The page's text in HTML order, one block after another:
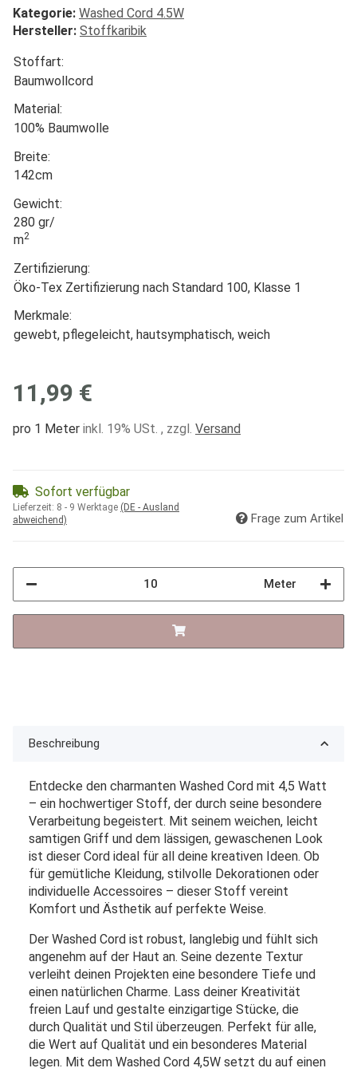
Kategorie: Washed Cord 4.5W
Hersteller: Stoffkaribik
Stoffart:
Baumwollcord
Material:
100% Baumwolle
Breite:
142cm
Gewicht:
280 gr/
m2
Zertifizierung:
Öko-Tex Zertifizierung nach Standard 100, Klasse 1
Merkmale:
gewebt, pflegeleicht, hautsymphatisch, weich
11,99 €
pro 1 Meter inkl. 19% USt. , zzgl. Versand
Sofort verfügbar
Lieferzeit: 8 - 9 Werktage (DE - Ausland
abweichend)
Frage zum Artikel
Meter
Beschreibung
Entdecke den charmanten Washed Cord mit 4,5 Watt
– ein hochwertiger Stoff, der durch seine besondere
Verarbeitung begeistert. Mit seinem weichen, leicht
samtigen Griff und dem lässigen, gewaschenen Look
ist dieser Cord ideal für all deine kreativen Ideen. Ob
für gemütliche Kleidung, stilvolle Dekorationen oder
individuelle Accessoires – dieser Stoff vereint
Komfort und Ästhetik auf perfekte Weise.
Der Washed Cord ist robust, langlebig und fühlt sich
angenehm auf der Haut an. Seine dezente Textur
verleiht deinen Projekten eine besondere Tiefe und
einen natürlichen Charme. Lass deiner Kreativität
freien Lauf und gestalte einzigartige Stücke, die
durch Qualität und Stil überzeugen. Perfekt für alle,
die Wert auf Qualität und ein besonderes Material
legen. Mit dem Washed Cord 4,5W setzt du auf einen